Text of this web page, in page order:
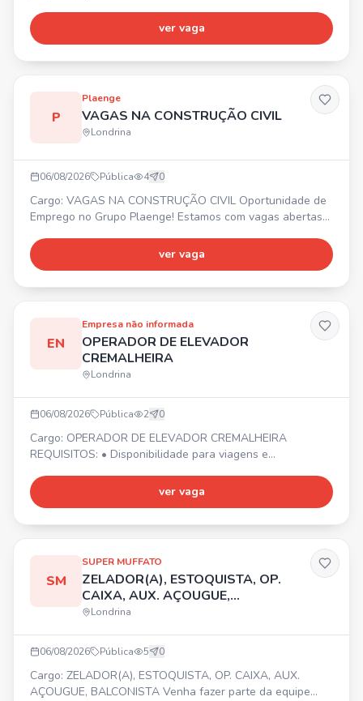
Salário acima do mercado + Vale-Transporte + Vale-
Alimentação de R$ 521,00 + Seguro de Vida + TotalPass.
ver vaga
P
Plaenge
VAGAS NA CONSTRUÇÃO CIVIL
Londrina
06/08/2026 Pública 4 0
Cargo: VAGAS NA CONSTRUÇÃO CIVIL Oportunidade de
Emprego no Grupo Plaenge! Estamos com vagas abertas
Faça parte da maior construtora do Sul do país!
Encaminhe seu currículo. 📍 Londrina/PR
ver vaga
EN
Empresa não informada
OPERADOR DE ELEVADOR
CREMALHEIRA
Londrina
06/08/2026 Pública 2 0
Cargo: OPERADOR DE ELEVADOR CREMALHEIRA
REQUISITOS: • Disponibilidade para viagens e
Organização e controle • PROATIVIDADE • Início imediato!
📍 Cidade de Londrina/PR. Envie seu currículo por
ver vaga
SM
SUPER MUFFATO
ZELADOR(A), ESTOQUISTA, OP.
CAIXA, AUX. AÇOUGUE,
BALCONISTA
Londrina
06/08/2026 Pública 5 0
Cargo: ZELADOR(A), ESTOQUISTA, OP. CAIXA, AUX.
AÇOUGUE, BALCONISTA Venha fazer parte da equipe